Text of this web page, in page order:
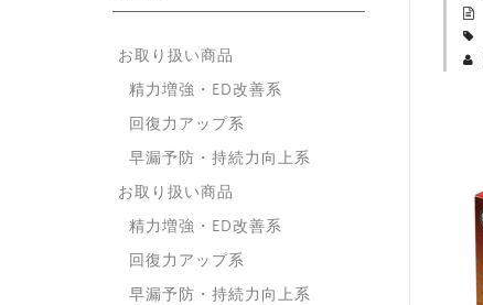
お取り扱い商品
精力増強・ED改善系
回復力アップ系
早漏予防・持続力向上系
お取り扱い商品
精力増強・ED改善系
回復力アップ系
早漏予防・持続力向上系